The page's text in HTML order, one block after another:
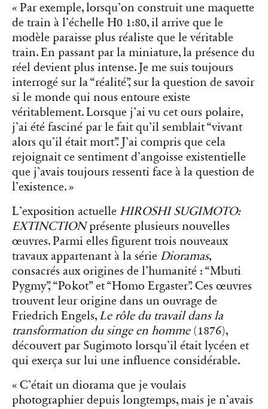
« Par exemple, lorsqu’on construit une maquette
de train à l’échelle H0 1:80, il arrive que le
modèle paraisse plus réaliste que le véritable
train. En passant par la miniature, la présence du
réel devient plus intense. Je me suis toujours
interrogé sur la “réalité”, sur la question de savoir
si le monde qui nous entoure existe
véritablement. Lorsque j’ai vu cet ours polaire,
j’ai été fasciné par le fait qu’il semblait “vivant
alors qu’il était mort”. J’ai compris que cela
rejoignait ce sentiment d’angoisse existentielle
que j’avais toujours ressenti face à la question de
l’existence. »
L’exposition actuelle HIROSHI SUGIMOTO:
EXTINCTIONprésente plusieurs nouvelles
œuvres. Parmi elles figurent trois nouveaux
travaux appartenant à la série Dioramas,
consacrés aux origines de l’humanité : “Mbuti
Pygmy”, “Pokot”et “Homo Ergaster”. Ces œuvres
trouvent leur origine dans un ouvrage de
Friedrich Engels, Le rôle du travail dans la
transformation du singe en homme(1876),
découvert par Sugimoto lorsqu’il était lycéen et
qui exerça sur lui une influence considérable.
« C’était un diorama que je voulais
photographier depuis longtemps, mais je n’avais